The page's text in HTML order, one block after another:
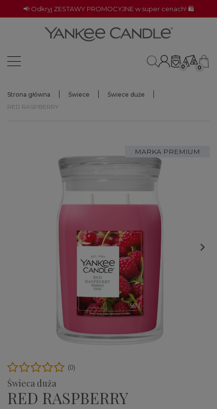
📢 Odkryj ZESTAWY PROMOCYJNE w super cenach! 🛍️
0 0
Strona główna Świece
Świece duże
RED RASPBERRY
MARKA PREMIUM

Świeca duża
RED RASPBERRY
(0)